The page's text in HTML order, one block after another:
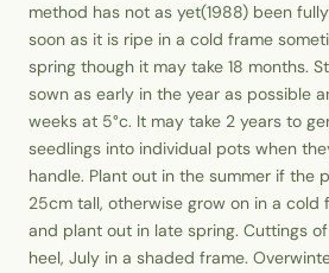
method has not as yet(1988) been
soon as it is ripe in a cold frame
spring though it may take 18 months.
sown as early in the year as possible
weeks at 5°c. It may take 2 years to
seedlings into individual pots when
handle. Plant out in the summer if the
25cm tall, otherwise grow on in a cold
and plant out in late spring. Cuttings
heel, July in a shaded frame.